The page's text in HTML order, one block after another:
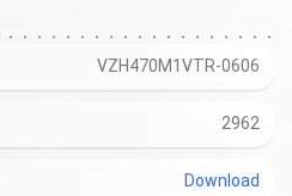
VZH470M1VTR-0606
2962
Download